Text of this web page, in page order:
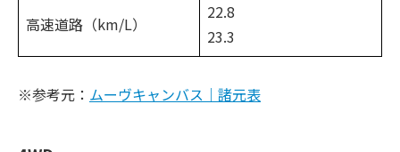
高速道路（km/L）
22.8
23.3
※参考元： ムーヴキャンバス｜諸元表